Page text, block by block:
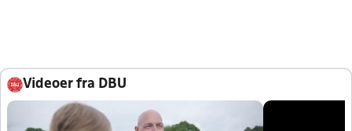
Videoer fra DBU